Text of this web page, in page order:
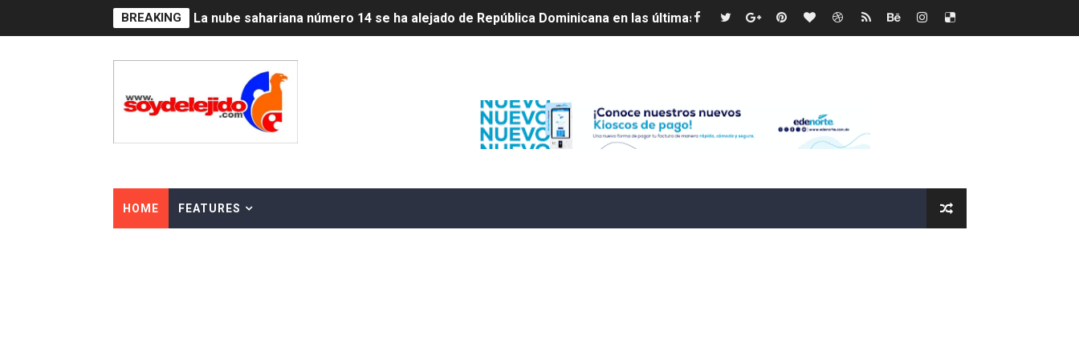
BREAKING La nube sahariana número 14 se ha alejado de República Dominicana en las últimas horas
Indomet pronostica temperaturas de hasta 35 °C para este miércoles
JAPY VERDEI MISS MICHELL ROSARIO
HOME FEATURES